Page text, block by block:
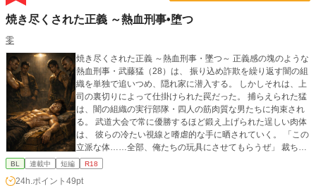
焼き尽くされた正義 ～熱血刑事•堕つ
零
焼き尽くされた正義 ～熱血刑事・墜つ～ 正義感の塊のような
熱血刑事・武藤猛（28）は、 振り込め詐欺を繰り返す闇の組
織を単独で追いつめ、隠れ家に潜入する。 しかしそれは、上
司の裏切りによって仕掛けられた罠だった。 捕らえられた猛
は、闇の組織の実行部隊・四人の筋肉質な男たちに拘束され
る。 武道大会で常に優勝するほど鍛え上げられた逞しい肉体
は、 彼らの冷たい視線と嗜虐的な手に晒されていく。 「この
立派な体……全部、俺たちの玩具にさせてもらうぜ」 裁ち鋏
がシャツに近づき、ナイフが肌を撫でる。 怒りに満ちた叫び
BL 連載中 短編 R18
24h.ポイント 49pt